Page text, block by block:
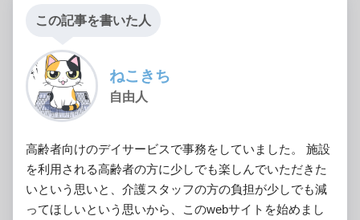
この記事を書いた人
ねこきち
自由人
高齢者向けのデイサービスで事務をしていました。 施設
を利用される高齢者の方に少しでも楽しんでいただきた
いという思いと、介護スタッフの方の負担が少しでも減
ってほしいという思いから、このwebサイトを始めまし